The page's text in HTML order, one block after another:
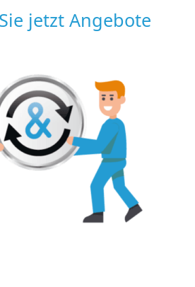
jetzt Angebote